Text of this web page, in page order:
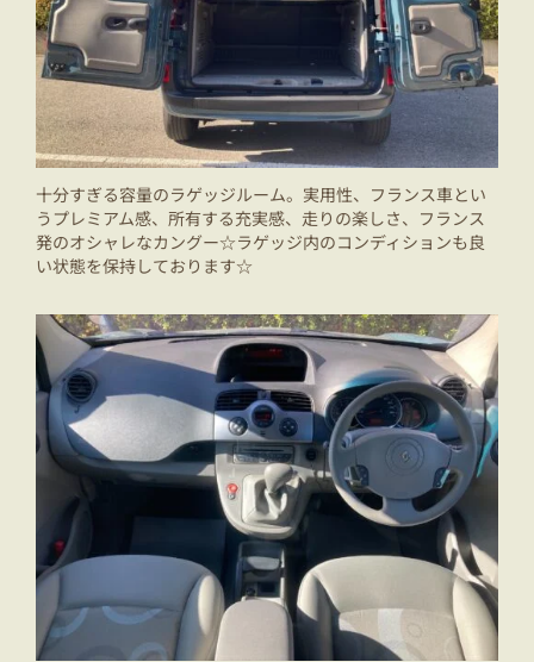
十分すぎる容量のラゲッジルーム。実用性、フランス車とい
うプレミアム感、所有する充実感、走りの楽しさ、フランス
発のオシャレなカングー☆ラゲッジ内のコンディションも良
い状態を保持しております☆